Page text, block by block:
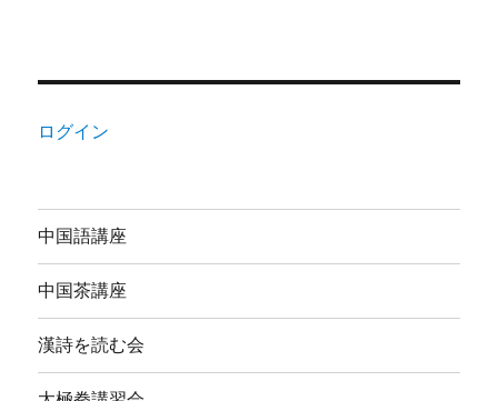
ログイン
中国語講座
中国茶講座
漢詩を読む会